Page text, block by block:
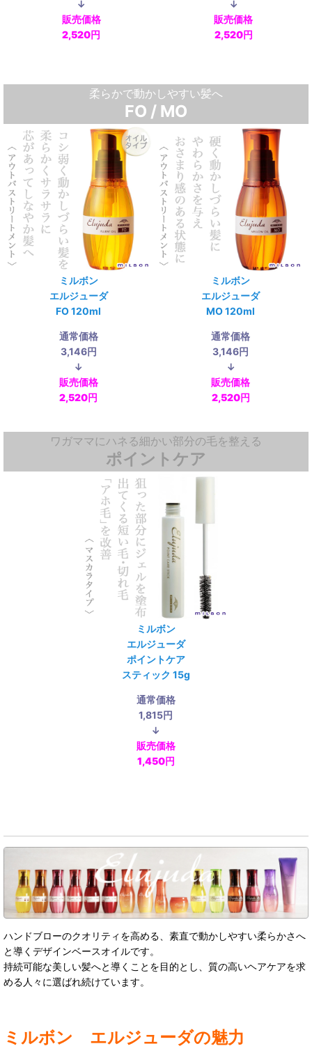
↓
販売価格
2,520円
↓
販売価格
2,520円
柔らかで動かしやすい髪へ
FO / MO
ミルボン
エルジューダ
FO 120ml
通常価格
3,146円
↓
販売価格
2,520円
ミルボン
エルジューダ
MO 120ml
通常価格
3,146円
↓
販売価格
2,520円
ワガママにハネる細かい部分の毛を整える
ポイントケア
ミルボン
エルジューダ
ポイントケア
スティック 15g
通常価格
1,815円
↓
販売価格
1,450円
ハンドブローのクオリティを高める、素直で動かしやすい柔らかさへ
と導くデザインベースオイルです。
持続可能な美しい髪へと導くことを目的とし、質の高いヘアケアを求
める人々に選ばれ続けています。
ミルボン エルジューダの魅力